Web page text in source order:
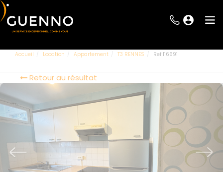
Accueil Location Appartement T3 RENNES Ref 116691
Retour au résultat